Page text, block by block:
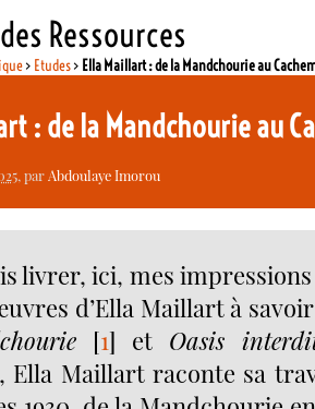
Ressources
> Etudes> Ella Maillart : de la Mandchourie au
: de la Mandchourie au
, parAbdoulaye Imorou
livrer, ici, mes
d’Ella Maillart à
[1] et Oasis
Ella Maillart raconte sa